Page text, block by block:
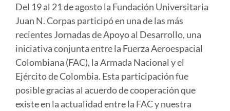
Del 19 al 21 de agosto la Fundación Universitaria
Juan N. Corpas participó en una de las más
recientes Jornadas de Apoyo al Desarrollo, una
iniciativa conjunta entre la Fuerza Aeroespacial
Colombiana (FAC), la Armada Nacional y el
Ejército de Colombia. Esta participación fue
posible gracias al acuerdo de cooperación que
existe en la actualidad entre la FAC y nuestra